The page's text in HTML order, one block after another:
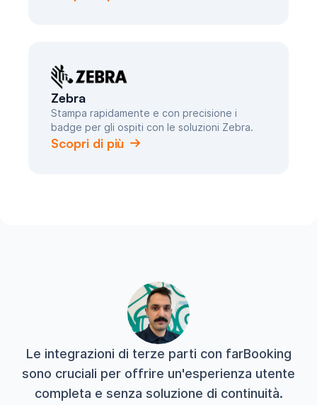
Zebra
Stampa rapidamente e con precisione i
badge per gli ospiti con le soluzioni Zebra.
Scopri di più
Le integrazioni di terze parti con farBooking
sono cruciali per offrire un'esperienza utente
completa e senza soluzione di continuità.